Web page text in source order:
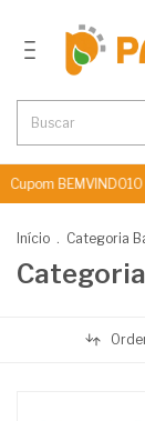
BEMVINDO10
Início . Categoria